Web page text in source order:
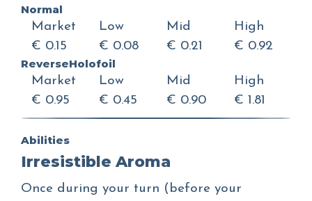
Normal
Market
€ 0.15
Low
€ 0.08
Mid
€ 0.21
High
€ 0.92
ReverseHolofoil
Market
€ 0.95
Low
€ 0.45
Mid
€ 0.90
High
€ 1.81
Abilities
Irresistible Aroma
Once during your turn (before your